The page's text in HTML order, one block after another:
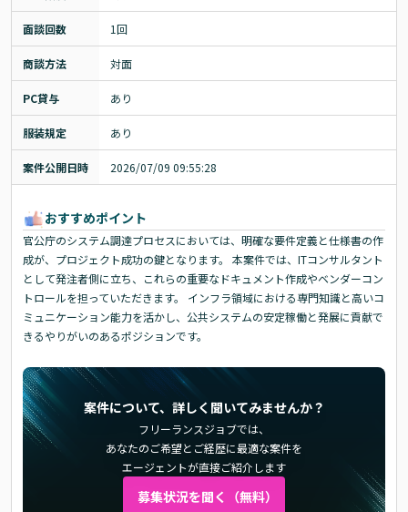
面談回数 1回
商談方法 対面
PC貸与 あり
服装規定 あり
案件公開日時 2026/07/09 09:55:28
おすすめポイント
官公庁のシステム調達プロセスにおいては、明確な要件定義と仕様書の作
成が、プロジェクト成功の鍵となります。 本案件では、ITコンサルタント
として発注者側に立ち、これらの重要なドキュメント作成やベンダーコン
トロールを担っていただきます。 インフラ領域における専門知識と高いコ
ミュニケーション能力を活かし、公共システムの安定稼働と発展に貢献で
きるやりがいのあるポジションです。
案件について、詳しく聞いてみませんか？
フリーランスジョブでは、
あなたのご希望とご経歴に最適な案件を
エージェントが直接ご紹介します
募集状況を聞く（無料）